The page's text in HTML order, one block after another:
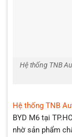
Hệ thống TNB
Hệ thống TNB
BYD M6 tại
nhờ sản phẩm